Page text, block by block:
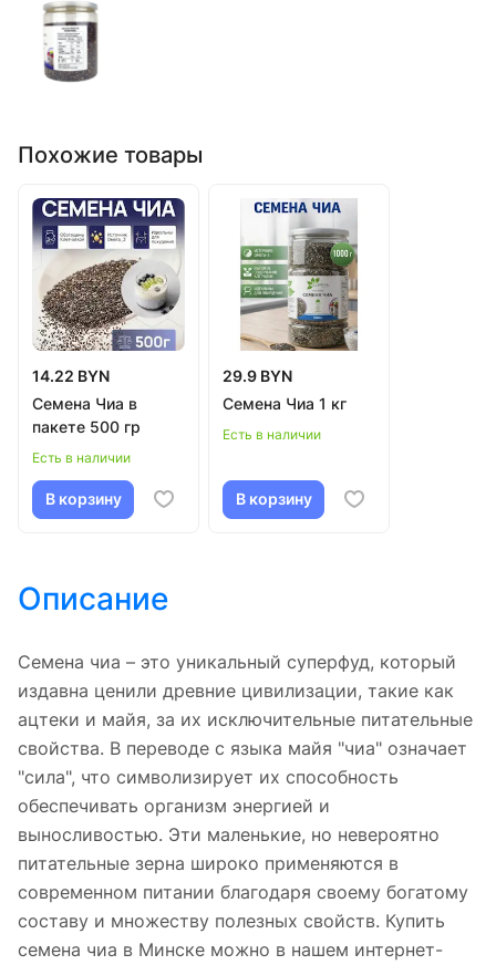
Похожие товары
14.22 BYN
Семена Чиа в
пакете 500 гр
Есть в наличии
В корзину
29.9 BYN
Семена Чиа 1 кг
Есть в наличии
В корзину
Описание
Семена чиа – это уникальный суперфуд, который
издавна ценили древние цивилизации, такие как
ацтеки и майя, за их исключительные питательные
свойства. В переводе с языка майя "чиа" означает
"сила", что символизирует их способность
обеспечивать организм энергией и
выносливостью. Эти маленькие, но невероятно
питательные зерна широко применяются в
современном питании благодаря своему богатому
составу и множеству полезных свойств. Купить
семена чиа в Минске можно в нашем интернет-